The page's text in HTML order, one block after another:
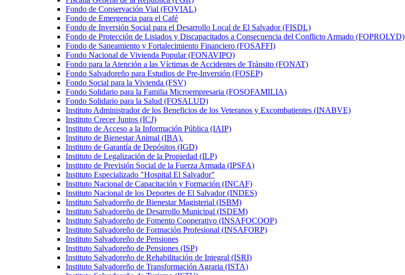
Fondo de Conservación Vial (FOVIAL)
Fondo de Emergencia para el Café
Fondo de Inversión Social para el Desarrollo Local de El Salvador (FISDL)
Fondo de Protección de Lisiados y Discapacitados a Consecuencia del Conflicto Armado (FOPROLYD)
Fondo de Saneamiento y Fortalecimiento Financiero (FOSAFFI)
Fondo Nacional de Vivienda Popular (FONAVIPO)
Fondo para la Atención a las Víctimas de Accidentes de Tránsito (FONAT)
Fondo Salvadoreño para Estudios de Pre-Inversión (FOSEP)
Fondo Social para la Vivienda (FSV)
Fondo Solidario para la Familia Microempresaria (FOSOFAMILIA)
Fondo Solidario para la Salud (FOSALUD)
Instituto Administrador de los Beneficios de los Veteranos y Excombatientes (INABVE)
Instituto Crecer Juntos (ICJ)
Instituto de Acceso a la Información Pública (IAIP)
Instituto de Bienestar Animal (IBA).
Instituto de Garantía de Depósitos (IGD)
Instituto de Legalización de la Propiedad (ILP)
Instituto de Previsión Social de la Fuerza Armada (IPSFA)
Instituto Especializado "Hospital El Salvador"
Instituto Nacional de Capacitación y Formación (INCAF)
Instituto Nacional de los Deportes de El Salvador (INDES)
Instituto Salvadoreño de Bienestar Magisterial (ISBM)
Instituto Salvadoreño de Desarrollo Municipal (ISDEM)
Instituto Salvadoreño de Fomento Cooperativo (INSAFOCOOP)
Instituto Salvadoreño de Formación Profesional (INSAFORP)
Instituto Salvadoreño de Pensiones
Instituto Salvadoreño de Pensiones (ISP)
Instituto Salvadoreño de Rehabilitación de Integral (ISRI)
Instituto Salvadoreño de Transformación Agraria (ISTA)